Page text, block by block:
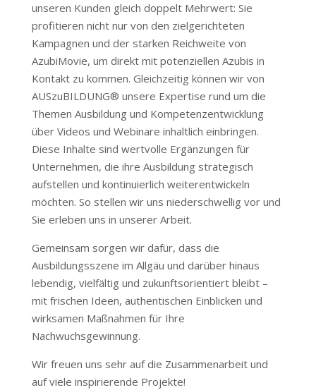
unseren Kunden gleich doppelt Mehrwert: Sie
profitieren nicht nur von den zielgerichteten
Kampagnen und der starken Reichweite von
AzubiMovie, um direkt mit potenziellen Azubis in
Kontakt zu kommen. Gleichzeitig können wir von
AUSzuBILDUNG® unsere Expertise rund um die
Themen Ausbildung und Kompetenzentwicklung
über Videos und Webinare inhaltlich einbringen.
Diese Inhalte sind wertvolle Ergänzungen für
Unternehmen, die ihre Ausbildung strategisch
aufstellen und kontinuierlich weiterentwickeln
möchten. So stellen wir uns niederschwellig vor und
Sie erleben uns in unserer Arbeit.
Gemeinsam sorgen wir dafür, dass die
Ausbildungsszene im Allgäu und darüber hinaus
lebendig, vielfältig und zukunftsorientiert bleibt –
mit frischen Ideen, authentischen Einblicken und
wirksamen Maßnahmen für Ihre
Nachwuchsgewinnung.
Wir freuen uns sehr auf die Zusammenarbeit und
auf viele inspirierende Projekte!